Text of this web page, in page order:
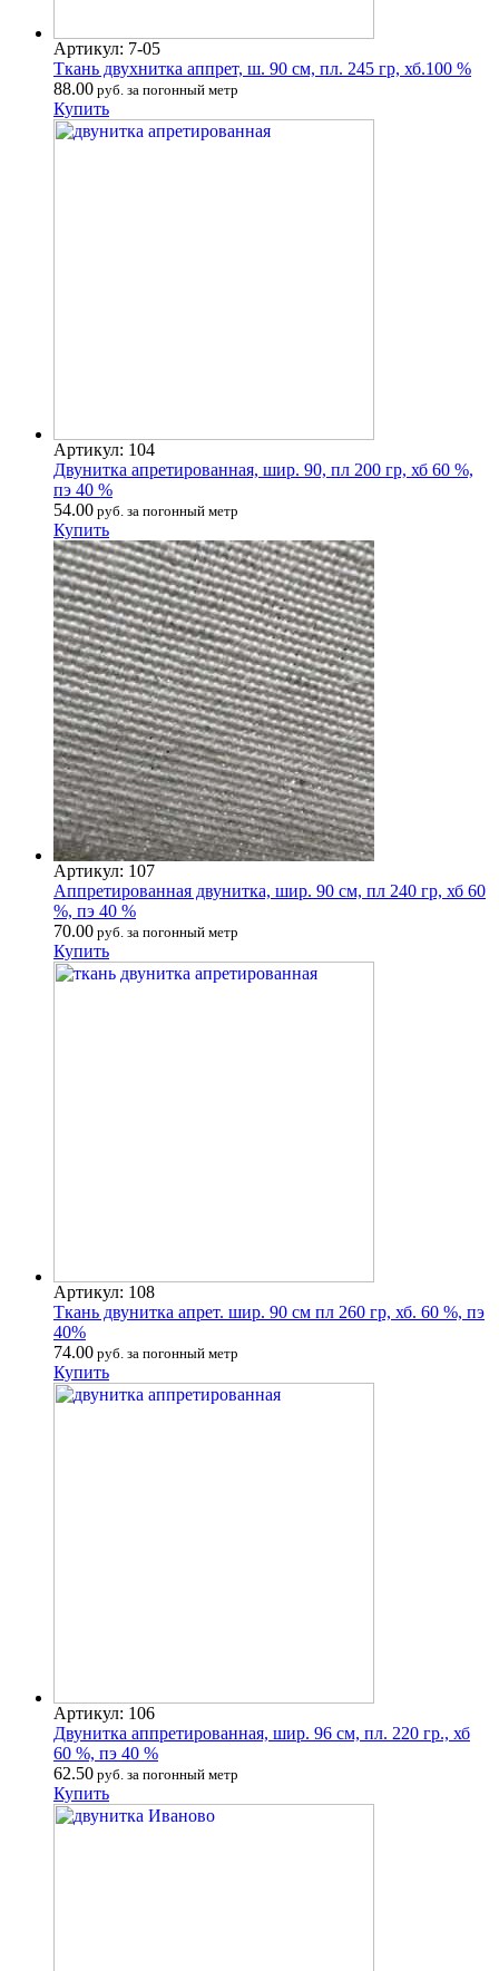
Артикул: 7-05
Ткань двухнитка аппрет, ш. 90 см, пл. 245 гр, хб.100 %
88.00 руб. за погонный метр
Купить
Артикул: 104
Двунитка апретированная, шир. 90, пл 200 гр, хб 60 %,
пэ 40 %
54.00 руб. за погонный метр
Купить
Артикул: 107
Аппретированная двунитка, шир. 90 см, пл 240 гр, хб 60
%, пэ 40 %
70.00 руб. за погонный метр
Купить
Артикул: 108
Ткань двунитка апрет. шир. 90 см пл 260 гр, хб. 60 %, пэ
40%
74.00 руб. за погонный метр
Купить
Артикул: 106
Двунитка аппретированная, шир. 96 см, пл. 220 гр., хб
60 %, пэ 40 %
62.50 руб. за погонный метр
Купить